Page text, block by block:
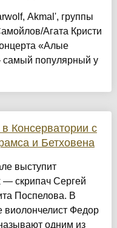
Akmal', группы
Агата Кристи
«Алые
популярный у
Консерватории с
и Бетховена
выступит
— скрипач Сергей
Поспелова. В
виолончелист Федор
одним из